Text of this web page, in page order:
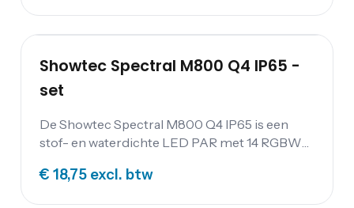
Showtec Spectral M800 Q4 IP65 -
set
De Showtec Spectral M800 Q4 IP65 is een
stof- en waterdichte LED PAR met 14 RGBW
en uitgang en een aansluiting voor DMX
€ 18,75 excl. btw